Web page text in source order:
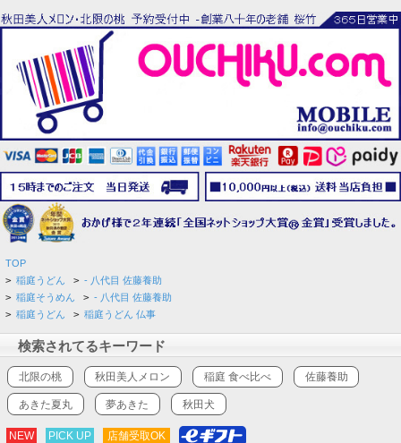
TOP
> 稲庭うどん > - 八代目 佐藤養助
> 稲庭そうめん > - 八代目 佐藤養助
> 稲庭うどん > 稲庭うどん 仏事
検索されてるキーワード
北限の桃 秋田美人メロン 稲庭 食べ比べ 佐藤養助
あきた夏丸 夢あきた 秋田犬
NEW PICK UP 店舗受取OK